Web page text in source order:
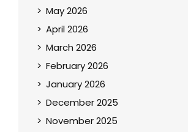
May 2026
April 2026
March 2026
February 2026
January 2026
December 2025
November 2025